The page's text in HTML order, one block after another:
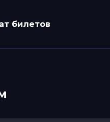
билетов